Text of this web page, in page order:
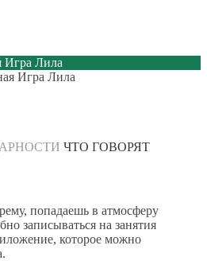
Игра Лила
ЧТО ГОВОРЯТ
попадаешь в атмосферу
записываться на занятия
которое можно